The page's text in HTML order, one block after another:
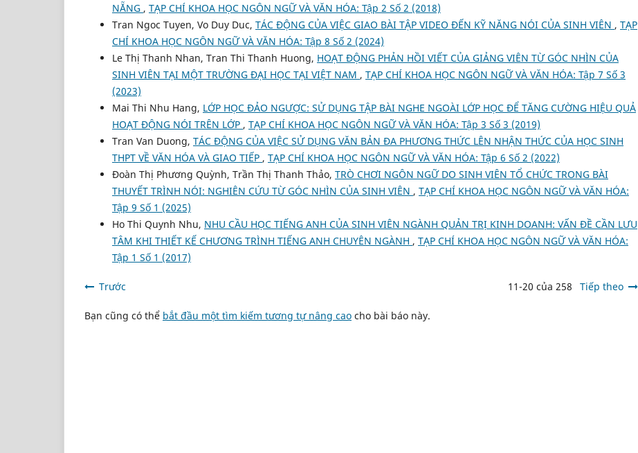
NẴNG , TẠP CHÍ KHOA HỌC NGÔN NGỮ VÀ VĂN HÓA: Tập 2 Số 2 (2018)
Tran Ngoc Tuyen, Vo Duy Duc, TÁC ĐỘNG CỦA VIỆC GIAO BÀI TẬP VIDEO ĐẾN KỸ NĂNG NÓI CỦA SINH VIÊN , TẠP
CHÍ KHOA HỌC NGÔN NGỮ VÀ VĂN HÓA: Tập 8 Số 2 (2024)
Le Thị Thanh Nhan, Tran Thi Thanh Huong, HOẠT ĐỘNG PHẢN HỒI VIẾT CỦA GIẢNG VIÊN TỪ GÓC NHÌN CỦA
SINH VIÊN TẠI MỘT TRƯỜNG ĐẠI HỌC TẠI VIỆT NAM , TẠP CHÍ KHOA HỌC NGÔN NGỮ VÀ VĂN HÓA: Tập 7 Số 3
(2023)
Mai Thi Nhu Hang, LỚP HỌC ĐẢO NGƯỢC: SỬ DỤNG TẬP BÀI NGHE NGOÀI LỚP HỌC ĐỂ TĂNG CƯỜNG HIỆU QUẢ
HOẠT ĐỘNG NÓI TRÊN LỚP , TẠP CHÍ KHOA HỌC NGÔN NGỮ VÀ VĂN HÓA: Tập 3 Số 3 (2019)
Tran Van Duong, TÁC ĐỘNG CỦA VIỆC SỬ DỤNG VĂN BẢN ĐA PHƯƠNG THỨC LÊN NHẬN THỨC CỦA HỌC SINH
THPT VỀ VĂN HÓA VÀ GIAO TIẾP , TẠP CHÍ KHOA HỌC NGÔN NGỮ VÀ VĂN HÓA: Tập 6 Số 2 (2022)
Đoàn Thị Phương Quỳnh, Trần Thị Thanh Thảo, TRÒ CHƠI NGÔN NGỮ DO SINH VIÊN TỔ CHỨC TRONG BÀI
THUYẾT TRÌNH NÓI: NGHIÊN CỨU TỪ GÓC NHÌN CỦA SINH VIÊN , TẠP CHÍ KHOA HỌC NGÔN NGỮ VÀ VĂN HÓA:
Tập 9 Số 1 (2025)
Ho Thi Quynh Nhu, NHU CẦU HỌC TIẾNG ANH CỦA SINH VIÊN NGÀNH QUẢN TRỊ KINH DOANH: VẤN ĐỀ CẦN LƯU
TÂM KHI THIẾT KẾ CHƯƠNG TRÌNH TIẾNG ANH CHUYÊN NGÀNH , TẠP CHÍ KHOA HỌC NGÔN NGỮ VÀ VĂN HÓA:
Tập 1 Số 1 (2017)
Trước 11-20 của 258 Tiếp theo
Bạn cũng có thể bắt đầu một tìm kiếm tương tự nâng cao cho bài báo này.